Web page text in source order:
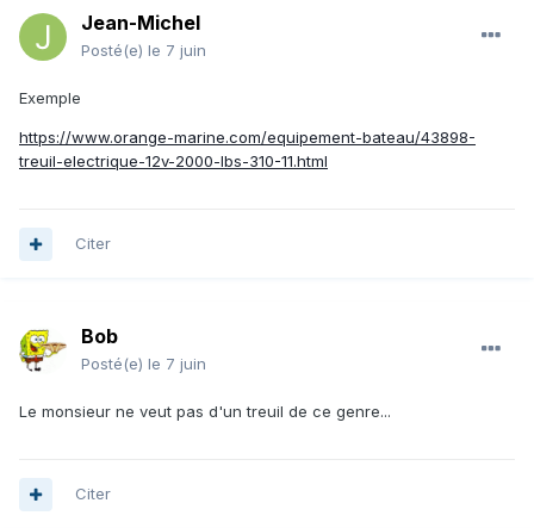
Jean-Michel
Posté(e) le 7 juin
Exemple
https://www.orange-marine.com/equipement-bateau/43898-
treuil-electrique-12v-2000-lbs-310-11.html
Citer
Bob
Posté(e) le 7 juin
Le monsieur ne veut pas d'un treuil de ce genre...
Citer